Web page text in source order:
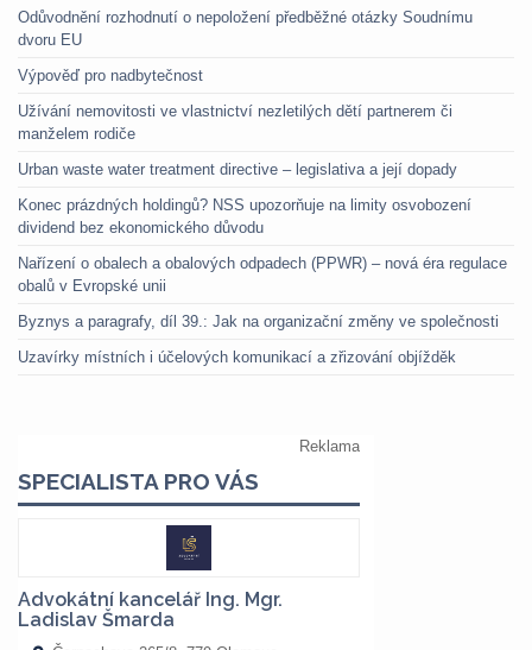
Odůvodnění rozhodnutí o nepoložení předběžné otázky Soudnímu
dvoru EU
Výpověď pro nadbytečnost
Užívání nemovitosti ve vlastnictví nezletilých dětí partnerem či
manželem rodiče
Urban waste water treatment directive – legislativa a její dopady
Konec prázdných holdingů? NSS upozorňuje na limity osvobození
dividend bez ekonomického důvodu
Nařízení o obalech a obalových odpadech (PPWR) – nová éra regulace
obalů v Evropské unii
Byznys a paragrafy, díl 39.: Jak na organizační změny ve společnosti
Uzavírky místních i účelových komunikací a zřizování objížděk